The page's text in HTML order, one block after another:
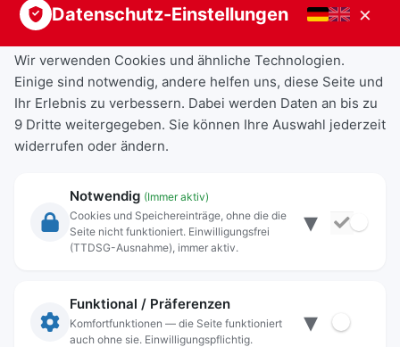
Rechtliche Angaben
Datenschutz
Anschrift
Datenschutz-Einstellungen ×
Wir verwenden Cookies und ähnliche Technologien.
Einige sind notwendig, andere helfen uns, diese Seite und
Ihr Erlebnis zu verbessern. Dabei werden Daten an bis zu
9 Dritte weitergegeben. Sie können Ihre Auswahl jederzeit
widerrufen oder ändern.
Notwendig (Immer aktiv)
Cookies und Speichereinträge, ohne die die
Seite nicht funktioniert. Einwilligungsfrei
(TTDSG-Ausnahme), immer aktiv.
▾
Funktional / Präferenzen
Komfortfunktionen — die Seite funktioniert
auch ohne sie. Einwilligungspflichtig.
▾